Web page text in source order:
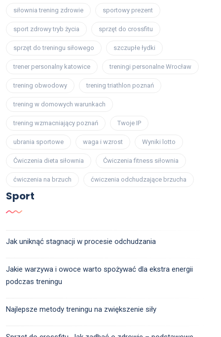
siłownia trening zdrowie sportowy prezent
sport zdrowy tryb życia sprzęt do crossfitu
sprzęt do treningu siłowego szczupłe łydki
trener personalny katowice treningi personalne Wrocław
trening obwodowy trening triathlon poznań
trening w domowych warunkach
trening wzmacniający poznań Twoje IP
ubrania sportowe waga i wzrost Wyniki lotto
Ćwiczenia dieta siłownia Ćwiczenia fitness siłownia
ćwiczenia na brzuch ćwiczenia odchudzające brzucha
Sport
Jak uniknąć stagnacji w procesie odchudzania
Jakie warzywa i owoce warto spożywać dla ekstra energii
podczas treningu
Najlepsze metody treningu na zwiększenie siły